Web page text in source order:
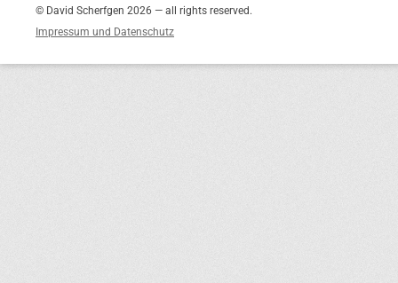
© David Scherfgen 2026 — all rights reserved.
Impressum und Datenschutz